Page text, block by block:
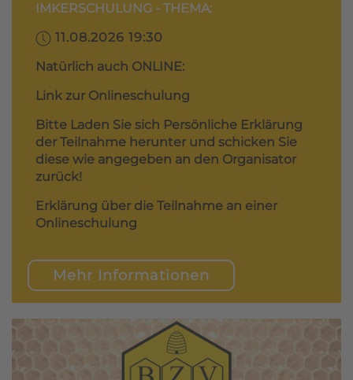
IMKERSCHULUNG - THEMA:
11.08.2026 19:30
Natürlich auch ONLINE:
Link zur Onlineschulung
Bitte Laden Sie sich Persönliche Erklärung
der Teilnahme herunter und schicken Sie
diese wie angegeben an den Organisator
zurück!
Erklärung über die Teilnahme an einer
Onlineschulung
Mehr Informationen